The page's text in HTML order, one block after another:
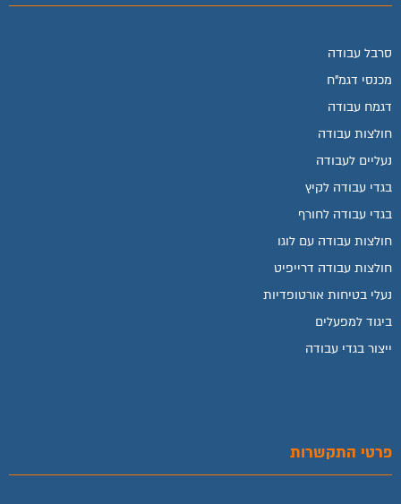
סרבל עבודה
מכנסי דגמ"ח
דגמח עבודה
חולצות עבודה
נעליים לעבודה
בגדי עבודה לקיץ
בגדי עבודה לחורף
חולצות עבודה עם לוגו
חולצות עבודה דרייפיט
נעלי בטיחות אורטופדיות
ביגוד למפעלים
ייצור בגדי עבודה
פרטי התקשרות